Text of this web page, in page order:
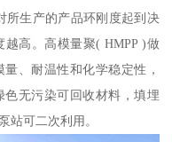
所生产的产品环刚度起到决
高。高模量聚( HMPP )做
、耐温性和化学稳定性，
无污染可回收材料，填埋
站可二次利用。